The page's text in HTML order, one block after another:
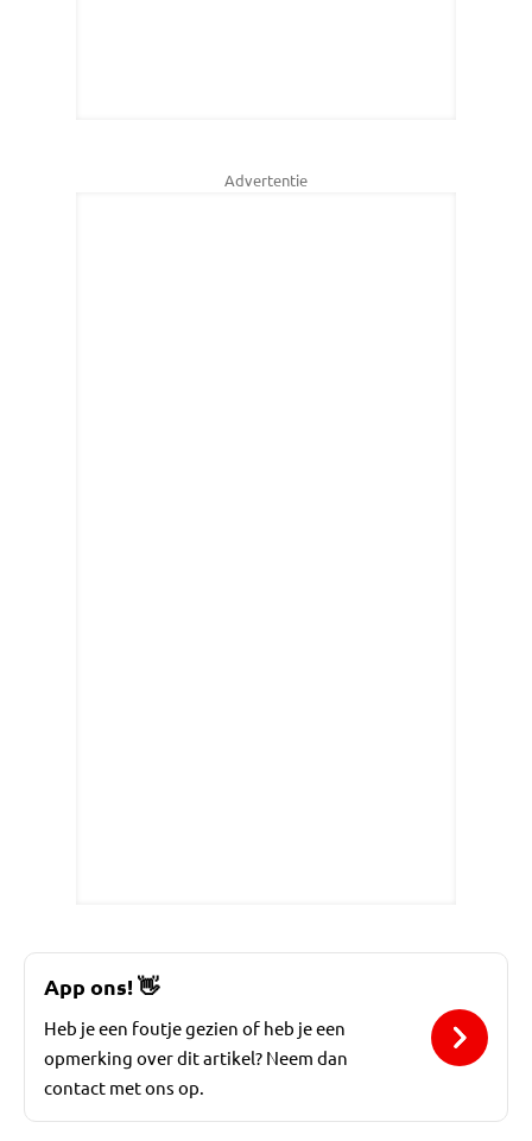
Advertentie
App ons!👋
Heb je een foutje gezien of heb je een
opmerking over dit artikel? Neem dan
contact met ons op.